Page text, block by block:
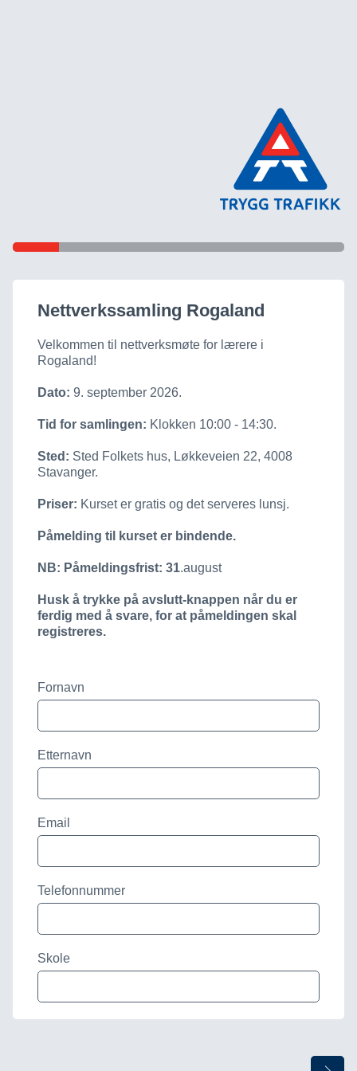
Nettverkssamling Rogaland
Velkommen til nettverksmøte for lærere i
Rogaland!
Dato: 9. september 2026.
Tid for samlingen: Klokken 10:00 - 14:30.
Sted: Sted Folkets hus, Løkkeveien 22, 4008
Stavanger.
Priser: Kurset er gratis og det serveres lunsj.
Påmelding til kurset er bindende.
NB: Påmeldingsfrist: 31.august
Husk å trykke på avslutt-knappen når du er
ferdig med å svare, for at påmeldingen skal
registreres.
Fornavn
Etternavn
Email
Telefonnummer
Skole